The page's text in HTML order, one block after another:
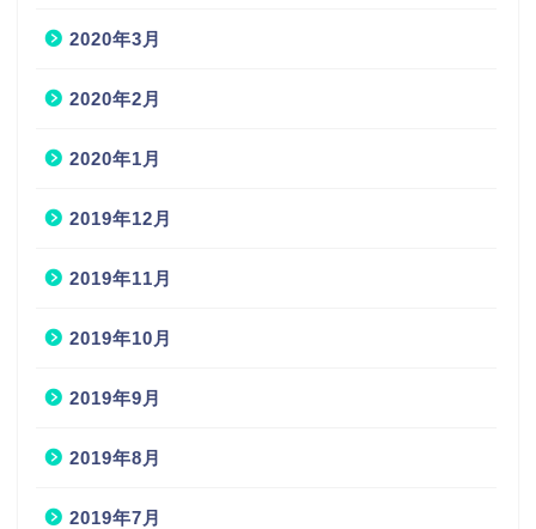
2020年3月
2020年2月
2020年1月
2019年12月
2019年11月
2019年10月
2019年9月
2019年8月
2019年7月